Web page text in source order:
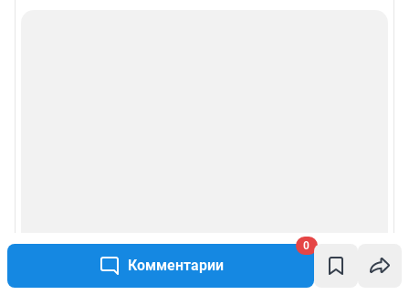
Комментарии
0